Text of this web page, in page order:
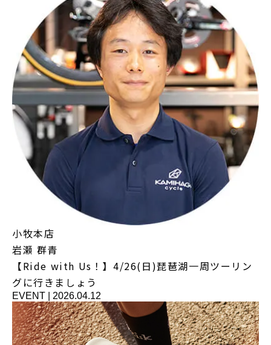
小牧本店
岩瀬 群青
【Ride with Us！】4/26(日)琵琶湖一周ツーリン
グに行きましょう
EVENT 2026.04.12